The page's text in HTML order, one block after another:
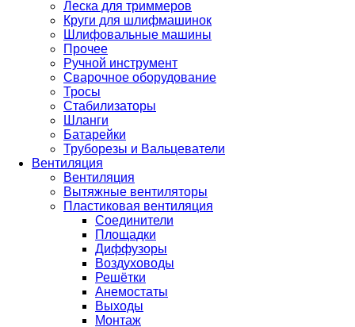
Леска для триммеров
Круги для шлифмашинок
Шлифовальные машины
Прочее
Ручной инструмент
Сварочное оборудование
Тросы
Стабилизаторы
Шланги
Батарейки
Труборезы и Вальцеватели
Вентиляция
Вентиляция
Вытяжные вентиляторы
Пластиковая вентиляция
Соединители
Площадки
Диффузоры
Воздуховоды
Решётки
Анемостаты
Выходы
Монтаж